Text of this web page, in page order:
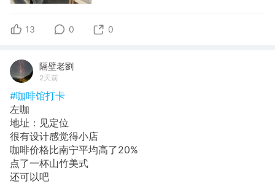
13 0 0
隔壁老劉
2天前
#咖啡馆打卡
左咖
地址：见定位
很有设计感觉得小店
咖啡价格比南宁平均高了20%
点了一杯山竹美式
还可以吧